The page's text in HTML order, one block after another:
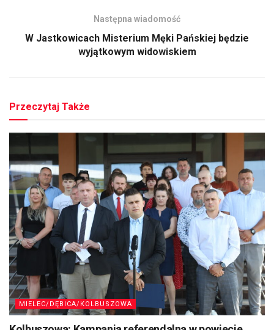
Następna wiadomość
W Jastkowicach Misterium Męki Pańskiej będzie
wyjątkowym widowiskiem
Przeczytaj Także
MIELEC/DĘBICA/KOLBUSZOWA